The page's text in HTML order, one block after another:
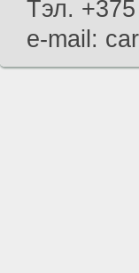
Тэл.
e-mail: